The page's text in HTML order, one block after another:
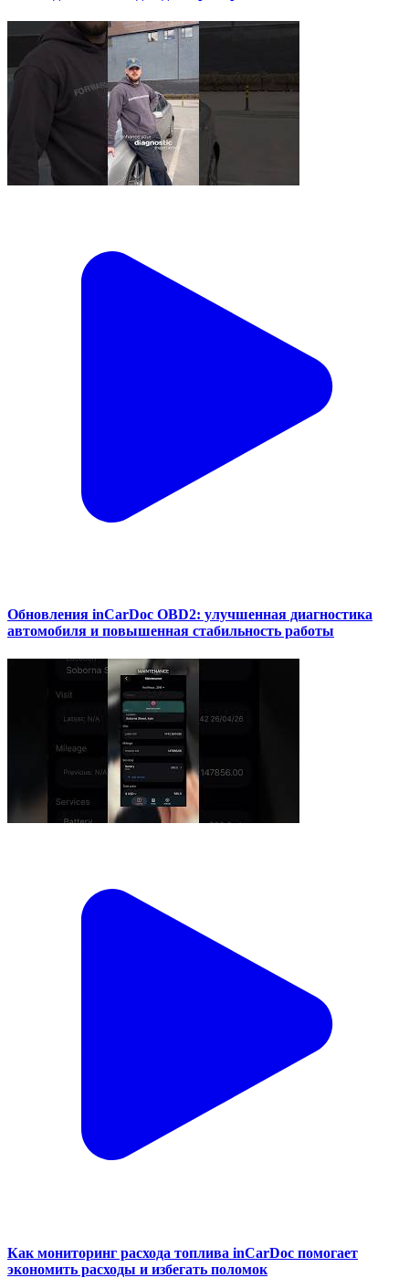
Обновления inCarDoc OBD2: улучшенная диагностика
автомобиля и повышенная стабильность работы
Как мониторинг расхода топлива inCarDoc помогает
экономить расходы и избегать поломок